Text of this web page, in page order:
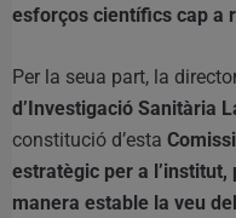
esforços científics cap a
Per la seua part, la
d’Investigació Sanitària
constitució d’esta
estratègic per a
manera estable la veu